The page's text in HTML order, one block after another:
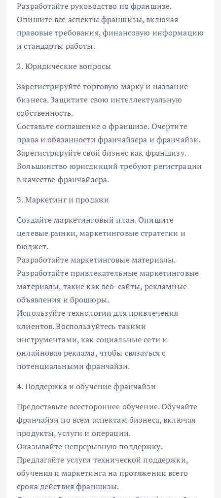
Разработайте руководство по франшизе.
Опишите все аспекты франшизы, включая
правовые требования, финансовую информацию
и стандарты работы.
2. Юридические вопросы
Зарегистрируйте торговую марку и название
бизнеса. Защитите свою интеллектуальную
собственность.
Составьте соглашение о франшизе. Очертите
права и обязанности франчайзера и франчайзи.
Зарегистрируйте свой бизнес как франшизу.
Большинство юрисдикций требуют регистрации
в качестве франчайзера.
3. Маркетинг и продажи
Создайте маркетинговый план. Опишите
целевые рынки, маркетинговые стратегии и
бюджет.
Разработайте маркетинговые материалы.
Разработайте привлекательные маркетинговые
материалы, такие как веб-сайты, рекламные
объявления и брошюры.
Используйте технологии для привлечения
клиентов. Воспользуйтесь такими
инструментами, как социальные сети и
онлайновая реклама, чтобы связаться с
потенциальными франчайзи.
4. Поддержка и обучение франчайзи
Предоставьте всестороннее обучение. Обучайте
франчайзи по всем аспектам бизнеса, включая
продукты, услуги и операции.
Оказывайте непрерывную поддержку.
Предлагайте услуги технической поддержки,
обучения и маркетинга на протяжении всего
срока действия франшизы.